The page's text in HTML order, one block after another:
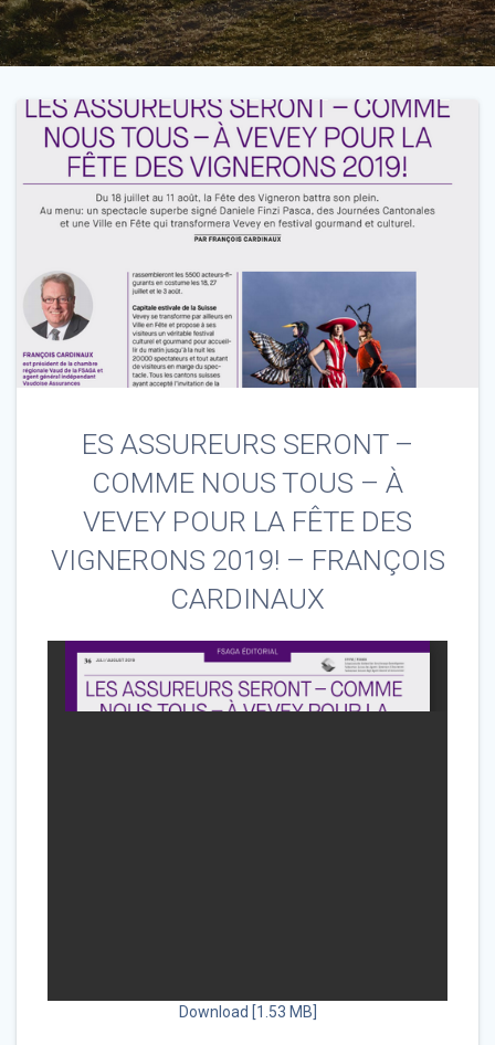
ES ASSUREURS SERONT –
COMME NOUS TOUS – À
VEVEY POUR LA FÊTE DES
VIGNERONS 2019! – FRANÇOIS
CARDINAUX
Download [1.53 MB]